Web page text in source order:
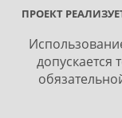
ПРОЕКТ
допускается